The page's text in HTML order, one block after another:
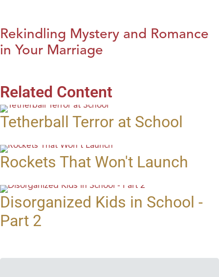
Rekindling Mystery and Romance
in Your Marriage
Related Content
Tetherball Terror at School
Rockets That Won't Launch
Disorganized Kids in School -
Part 2